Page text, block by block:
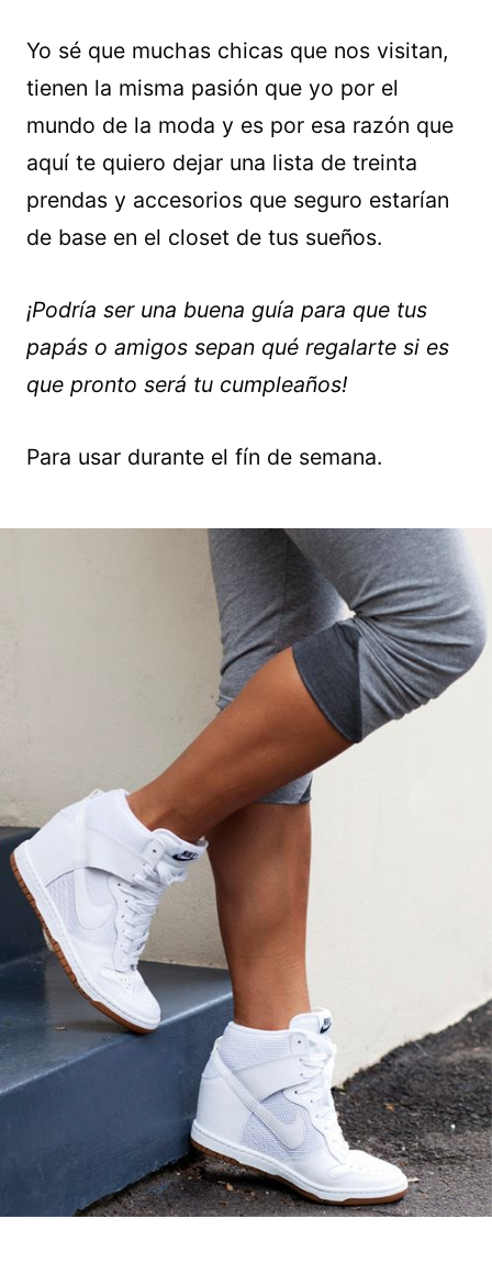
Yo sé que muchas chicas que nos visitan,
tienen la misma pasión que yo por el
mundo de la moda y es por esa razón que
aquí te quiero dejar una lista de treinta
prendas y accesorios que seguro estarían
de base en el closet de tus sueños.
¡Podría ser una buena guía para que tus
papás o amigos sepan qué regalarte si es
que pronto será tu cumpleaños!
Para usar durante el fín de semana.